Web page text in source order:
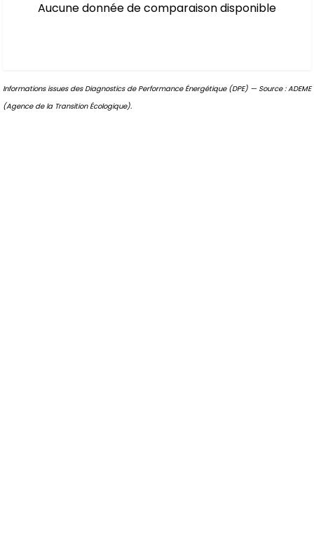
Aucune donnée de comparaison disponible
Informations issues des Diagnostics de Performance Énergétique (DPE) — Source : ADEME
(Agence de la Transition Écologique).